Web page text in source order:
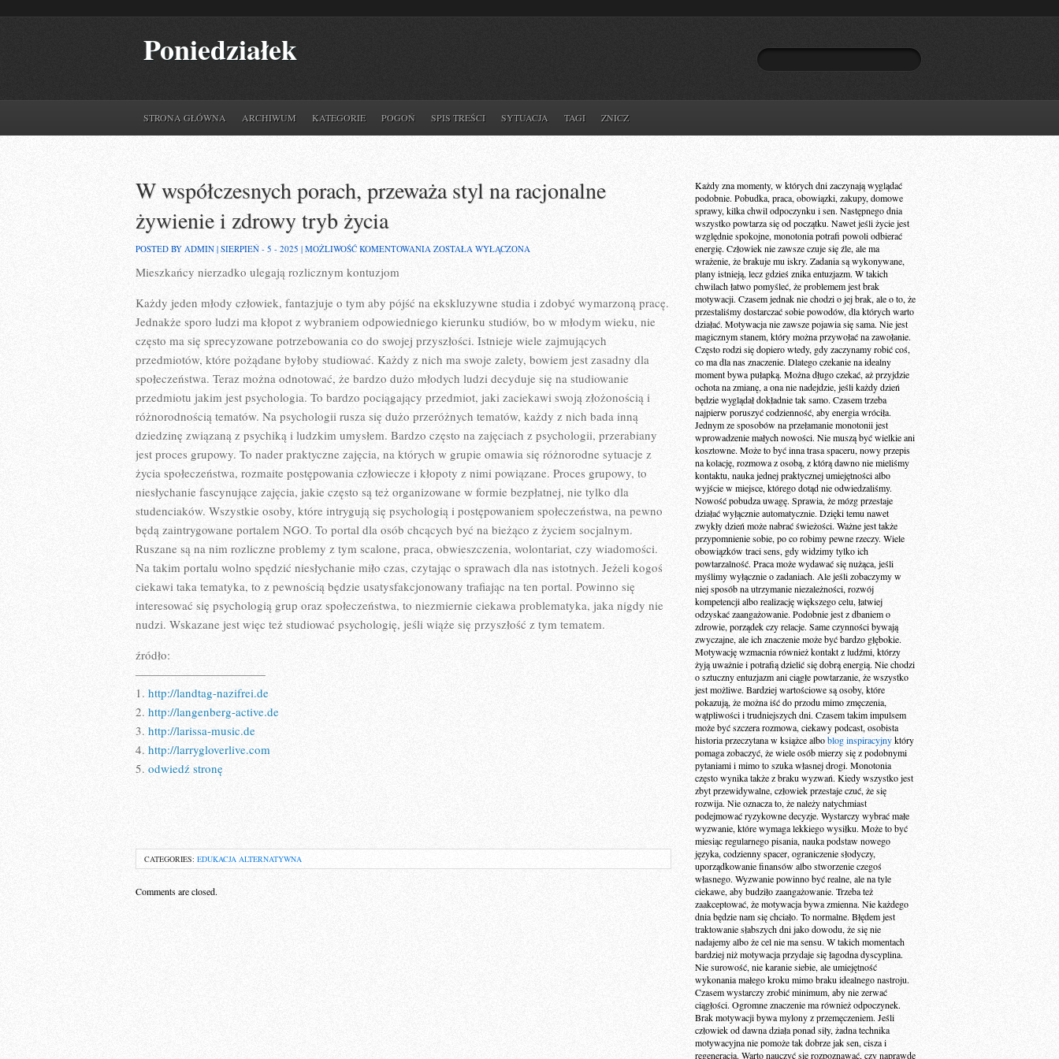
Poniedziałek
STRONA GŁÓWNA ARCHIWUM KATEGORIE POGOŃ SPIS TREŚCI SYTUACJA TAGI ZNICZ
W współczesnych porach, przeważa styl na racjonalne
żywienie i zdrowy tryb życia
POSTED BY ADMIN | SIERPIEŃ - 5 - 2025 | MOŻLIWOŚĆ KOMENTOWANIA W
NA
RACJONALNE
I
ZDROWY
TRYB
ŻYCIA
ZOSTAŁA WYŁĄCZONA
Mieszkańcy nierzadko ulegają rozlicznym kontuzjom
Każdy jeden młody człowiek, fantazjuje o tym aby pójść na ekskluzywne studia i zdobyć wymarzoną pracę.
Jednakże sporo ludzi ma kłopot z wybraniem odpowiedniego kierunku studiów, bo w młodym wieku, nie
często ma się sprecyzowane potrzebowania co do swojej przyszłości. Istnieje wiele zajmujących
przedmiotów, które pożądane byłoby studiować. Każdy z nich ma swoje zalety, bowiem jest zasadny dla
społeczeństwa. Teraz można odnotować, że bardzo dużo młodych ludzi decyduje się na studiowanie
przedmiotu jakim jest psychologia. To bardzo pociągający przedmiot, jaki zaciekawi swoją złożonością i
różnorodnością tematów. Na psychologii rusza się dużo przeróżnych tematów, każdy z nich bada inną
dziedzinę związaną z psychiką i ludzkim umysłem. Bardzo często na zajęciach z psychologii, przerabiany
jest proces grupowy. To nader praktyczne zajęcia, na których w grupie omawia się różnorodne sytuacje z
życia społeczeństwa, rozmaite postępowania człowiecze i kłopoty z nimi powiązane. Proces grupowy, to
niesłychanie fascynujące zajęcia, jakie często są też organizowane w formie bezpłatnej, nie tylko dla
studenciaków. Wszystkie osoby, które intrygują się psychologią i postępowaniem społeczeństwa, na pewno
będą zaintrygowane portalem NGO. To portal dla osób chcących być na bieżąco z życiem socjalnym.
Ruszane są na nim rozliczne problemy z tym scalone, praca, obwieszczenia, wolontariat, czy wiadomości.
Na takim portalu wolno spędzić niesłychanie miło czas, czytając o sprawach dla nas istotnych. Jeżeli kogoś
ciekawi taka tematyka, to z pewnością będzie usatysfakcjonowany trafiając na ten portal. Powinno się
interesować się psychologią grup oraz społeczeństwa, to niezmiernie ciekawa problematyka, jaka nigdy nie
nudzi. Wskazane jest więc też studiować psychologię, jeśli wiąże się przyszłość z tym tematem.
źródło:
———————————
1. http://landtag-nazifrei.de
2. http://langenberg-active.de
3. http://larissa-music.de
4. http://larrygloverlive.com
5. odwiedź stronę
CATEGORIES: EDUKACJA ALTERNATYWNA
Comments are closed.
Każdy zna momenty, w których dni zaczynają wyglądać
podobnie. Pobudka, praca, obowiązki, zakupy, domowe
sprawy, kilka chwil odpoczynku i sen. Następnego dnia
wszystko powtarza się od początku. Nawet jeśli życie jest
względnie spokojne, monotonia potrafi powoli odbierać
energię. Człowiek nie zawsze czuje się źle, ale ma
wrażenie, że brakuje mu iskry. Zadania są wykonywane,
plany istnieją, lecz gdzieś znika entuzjazm. W takich
chwilach łatwo pomyśleć, że problemem jest brak
motywacji. Czasem jednak nie chodzi o jej brak, ale o to, że
przestaliśmy dostarczać sobie powodów, dla których warto
działać. Motywacja nie zawsze pojawia się sama. Nie jest
magicznym stanem, który można przywołać na zawołanie.
Często rodzi się dopiero wtedy, gdy zaczynamy robić coś,
co ma dla nas znaczenie. Dlatego czekanie na idealny
moment bywa pułapką. Można długo czekać, aż przyjdzie
ochota na zmianę, a ona nie nadejdzie, jeśli każdy dzień
będzie wyglądał dokładnie tak samo. Czasem trzeba
najpierw poruszyć codzienność, aby energia wróciła.
Jednym ze sposobów na przełamanie monotonii jest
wprowadzenie małych nowości. Nie muszą być wielkie ani
kosztowne. Może to być inna trasa spaceru, nowy przepis
na kolację, rozmowa z osobą, z którą dawno nie mieliśmy
kontaktu, nauka jednej praktycznej umiejętności albo
wyjście w miejsce, którego dotąd nie odwiedzaliśmy.
Nowość pobudza uwagę. Sprawia, że mózg przestaje
działać wyłącznie automatycznie. Dzięki temu nawet
zwykły dzień może nabrać świeżości. Ważne jest także
przypomnienie sobie, po co robimy pewne rzeczy. Wiele
obowiązków traci sens, gdy widzimy tylko ich
powtarzalność. Praca może wydawać się nużąca, jeśli
myślimy wyłącznie o zadaniach. Ale jeśli zobaczymy w
niej sposób na utrzymanie niezależności, rozwój
kompetencji albo realizację większego celu, łatwiej
odzyskać zaangażowanie. Podobnie jest z dbaniem o
zdrowie, porządek czy relacje. Same czynności bywają
zwyczajne, ale ich znaczenie może być bardzo głębokie.
Motywację wzmacnia również kontakt z ludźmi, którzy
żyją uważnie i potrafią dzielić się dobrą energią. Nie chodzi
o sztuczny entuzjazm ani ciągłe powtarzanie, że wszystko
jest możliwe. Bardziej wartościowe są osoby, które
pokazują, że można iść do przodu mimo zmęczenia,
wątpliwości i trudniejszych dni. Czasem takim impulsem
może być szczera rozmowa, ciekawy podcast, osobista
historia przeczytana w książce alboblog inspiracyjnyktóry
pomaga zobaczyć, że wiele osób mierzy się z podobnymi
pytaniami i mimo to szuka własnej drogi. Monotonia
często wynika także z braku wyzwań. Kiedy wszystko jest
zbyt przewidywalne, człowiek przestaje czuć, że się
rozwija. Nie oznacza to, że należy natychmiast
podejmować ryzykowne decyzje. Wystarczy wybrać małe
wyzwanie, które wymaga lekkiego wysiłku. Może to być
miesiąc regularnego pisania, nauka podstaw nowego
języka, codzienny spacer, ograniczenie słodyczy,
uporządkowanie finansów albo stworzenie czegoś
własnego. Wyzwanie powinno być realne, ale na tyle
ciekawe, aby budziło zaangażowanie. Trzeba też
zaakceptować, że motywacja bywa zmienna. Nie każdego
dnia będzie nam się chciało. To normalne. Błędem jest
traktowanie słabszych dni jako dowodu, że się nie
nadajemy albo że cel nie ma sensu. W takich momentach
bardziej niż motywacja przydaje się łagodna dyscyplina.
Nie surowość, nie karanie siebie, ale umiejętność
wykonania małego kroku mimo braku idealnego nastroju.
Czasem wystarczy zrobić minimum, aby nie zerwać
ciągłości. Ogromne znaczenie ma również odpoczynek.
Brak motywacji bywa mylony z przemęczeniem. Jeśli
człowiek od dawna działa ponad siły, żadna technika
motywacyjna nie pomoże tak dobrze jak sen, cisza i
regeneracja. Warto nauczyć się rozpoznawać, czy naprawdę